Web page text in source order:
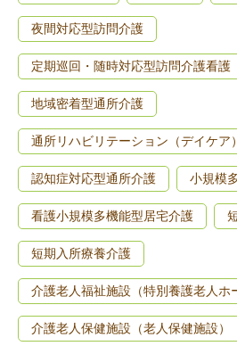
夜間対応型訪問介護
定期巡回・随時対応型訪問介護看護
地域密着型通所介護
通所リハビリテーション（デイケア）
認知症対応型通所介護 小規模
看護小規模多機能型居宅介護
短期入所療養介護
介護老人福祉施設（特別養護老人ホ
介護老人保健施設（老人保健施設）